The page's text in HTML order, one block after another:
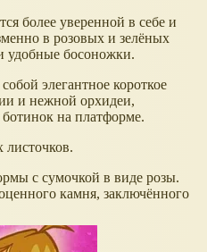
более уверенной в себе и
в розовых и зелёных
удобные босоножки.
элегантное короткое
и нежной орхидеи,
на платформе.
листочков.
с сумочкой в виде розы.
камня, заключённого